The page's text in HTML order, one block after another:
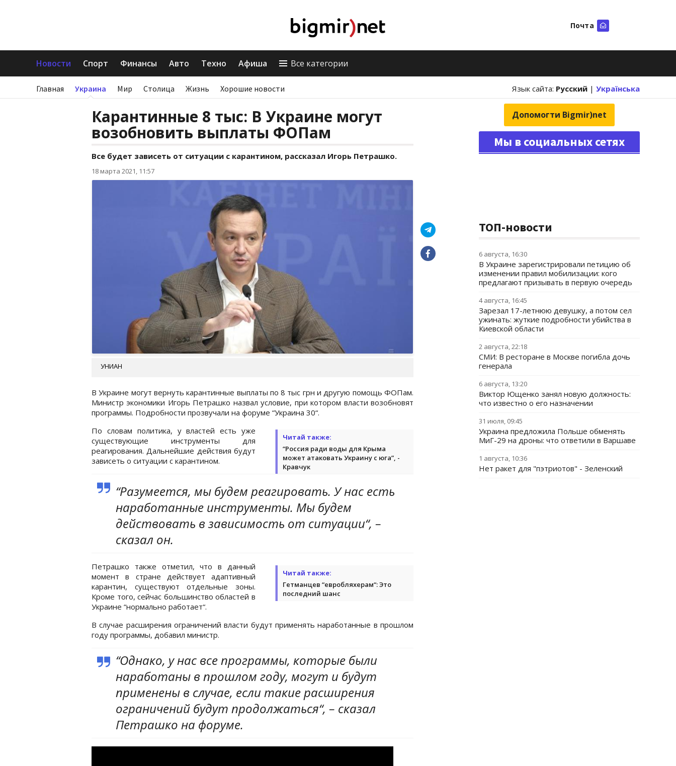
Почта
Новости Спорт Финансы Авто Техно Афиша Все категории
Главная Украина Мир Столица Жизнь Хорошие новости Язык сайта: Русский | Українська
Карантинные 8 тыс: В Украине могут
возобновить выплаты ФОПам
Все будет зависеть от ситуации с карантином, рассказал Игорь Петрашко.
18 марта 2021, 11:57
УНИАН
В Украине могут вернуть карантинные выплаты по 8 тыс грн и другую помощь ФОПам.
Министр экономики Игорь Петрашко назвал условие, при котором власти возобновят
программы. Подробности прозвучали на форуме “Украина 30“.
Читай также:
“Россия ради воды для Крыма
может атаковать Украину с юга”, -
Кравчук
По словам политика, у властей есть уже
существующие инструменты для
реагирования. Дальнейшие действия будут
зависеть о ситуации с карантином.
“Разумеется, мы будем реагировать. У нас есть
наработанные инструменты. Мы будем
действовать в зависимость от ситуации“, –
сказал он.
Читай также:
Гетманцев “евробляхерам“: Это
последний шанс
Петрашко также отметил, что в данный
момент в стране действует адаптивный
карантин, существуют отдельные зоны.
Кроме того, сейчас большинство областей в
Украине “нормально работает“.
В случае расширения ограничений власти будут применять наработанные в прошлом
году программы, добавил министр.
“Однако, у нас все программы, которые были
наработаны в прошлом году, могут и будут
применены в случае, если такие расширения
ограничений будут продолжаться“, – сказал
Петрашко на форуме.
Допомогти Bigmir)net
Мы в социальных сетях
ТОП-новости
6 августа, 16:30
В Украине зарегистрировали петицию об
изменении правил мобилизации: кого
предлагают призывать в первую очередь
4 августа, 16:45
Зарезал 17-летнюю девушку, а потом сел
ужинать: жуткие подробности убийства в
Киевской области
2 августа, 22:18
СМИ: В ресторане в Москве погибла дочь
генерала
6 августа, 13:20
Виктор Ющенко занял новую должность:
что известно о его назначении
31 июля, 09:45
Украина предложила Польше обменять
МиГ-29 на дроны: что ответили в Варшаве
1 августа, 10:36
Нет ракет для "пэтриотов" - Зеленский